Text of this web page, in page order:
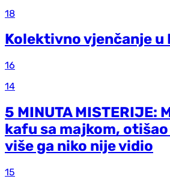
18
Kolektivno vjenčanje u
16
14
5 MINUTA MISTERIJE:
kafu sa majkom, otišao
više ga niko nije vidio
15